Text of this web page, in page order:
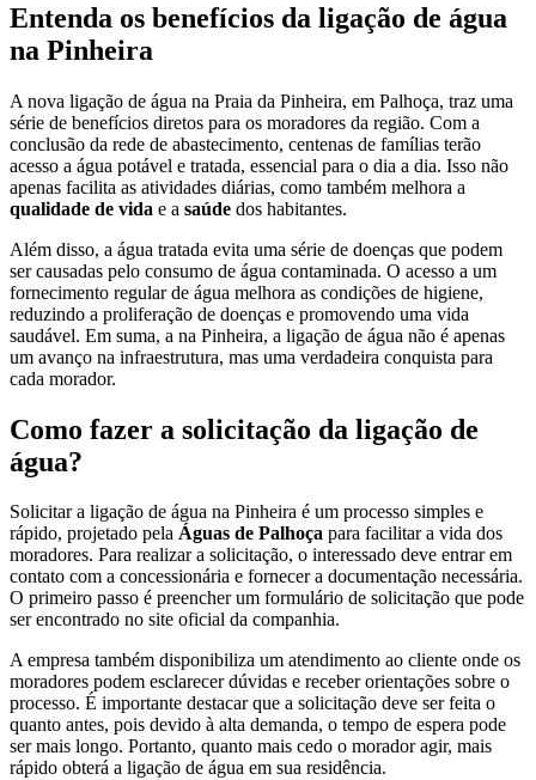
Entenda os benefícios da ligação de água
na Pinheira
A nova ligação de água na Praia da Pinheira, em Palhoça, traz uma
série de benefícios diretos para os moradores da região. Com a
conclusão da rede de abastecimento, centenas de famílias terão
acesso a água potável e tratada, essencial para o dia a dia. Isso não
apenas facilita as atividades diárias, como também melhora a
qualidade de vida e a saúde dos habitantes.
Além disso, a água tratada evita uma série de doenças que podem
ser causadas pelo consumo de água contaminada. O acesso a um
fornecimento regular de água melhora as condições de higiene,
reduzindo a proliferação de doenças e promovendo uma vida
saudável. Em suma, a na Pinheira, a ligação de água não é apenas
um avanço na infraestrutura, mas uma verdadeira conquista para
cada morador.
Como fazer a solicitação da ligação de
água?
Solicitar a ligação de água na Pinheira é um processo simples e
rápido, projetado pela Águas de Palhoça para facilitar a vida dos
moradores. Para realizar a solicitação, o interessado deve entrar em
contato com a concessionária e fornecer a documentação necessária.
O primeiro passo é preencher um formulário de solicitação que pode
ser encontrado no site oficial da companhia.
A empresa também disponibiliza um atendimento ao cliente onde os
moradores podem esclarecer dúvidas e receber orientações sobre o
processo. É importante destacar que a solicitação deve ser feita o
quanto antes, pois devido à alta demanda, o tempo de espera pode
ser mais longo. Portanto, quanto mais cedo o morador agir, mais
rápido obterá a ligação de água em sua residência.